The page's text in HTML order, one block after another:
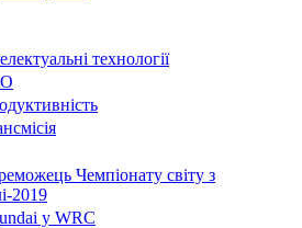
технології
Чемпіонату світу з
2019
у WRC